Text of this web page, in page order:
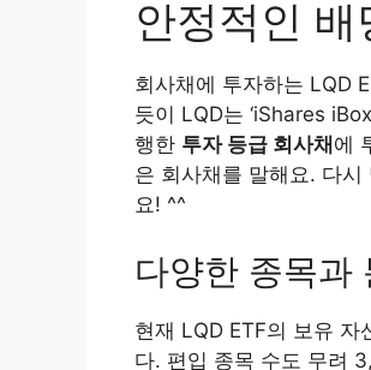
안정적인
회사채에 투자하는 LQD
듯이 LQD는 ‘iShares
행한 투자 등급 회사채 에
은 회사채를 말해요. 다시
요! ^^
다양한 종목과
현재 LQD ETF의 보유
다. 편입 종목 수도 무려